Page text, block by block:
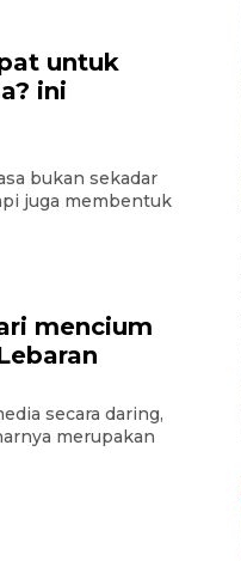
untuk
ini
bukan sekadar
juga membentuk
mencium
secara daring,
merupakan